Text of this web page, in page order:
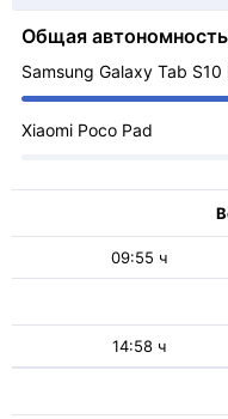
Общая автономность
Samsung Galaxy Tab S10
Xiaomi Poco Pad
09:55 ч
14:58 ч